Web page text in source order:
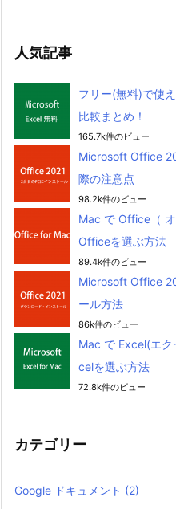
人気記事
フリー(無料)で使
比較まとめ！
165.7k件のビュー
Microsoft Office
際の注意点
98.2k件のビュー
Mac で Office（
Officeを選ぶ方法
89.4k件のビュー
Microsoft Office
ール方法
86k件のビュー
Mac で Excel(エ
celを選ぶ方法
72.8k件のビュー
カテゴリー
Google ドキュメント (2)